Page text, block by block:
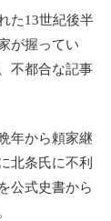
た13世紀後半
が握ってい
不都合な記事
年から頼家継
北条氏に不利
公式史書から